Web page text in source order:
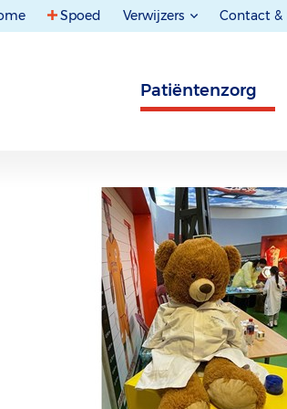
Spoed Verwijzers Contact &
Patiëntenzorg